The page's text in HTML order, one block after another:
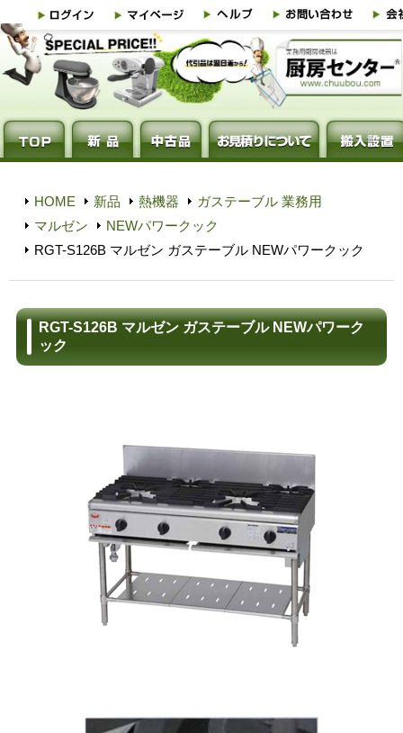
HOME 新品 熱機器
ガステーブル 業務用
マルゼン
NEWパワークック
RGT-S126B マルゼン ガステーブル NEWパワークック
RGT-S126B マルゼン ガステーブル NEWパワーク
ック